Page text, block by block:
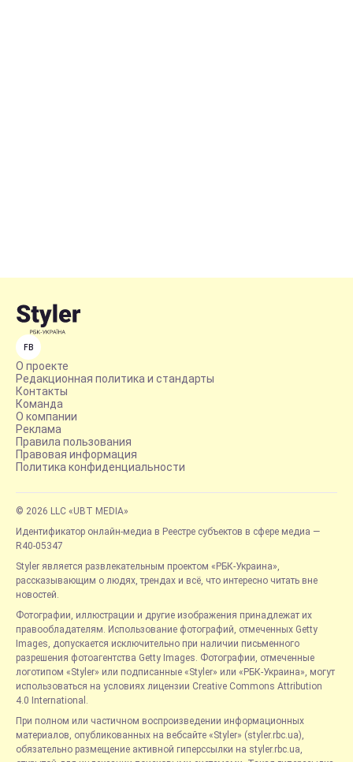
FB
О проекте
Редакционная политика и стандарты
Контакты
Команда
О компании
Реклама
Правила пользования
Правовая информация
Политика конфиденциальности
© 2026 LLC «UBT MEDIA»
Идентификатор онлайн-медиа в Реестре субъектов в сфере медиа —
R40-05347
Styler является развлекательным проектом «РБК-Украина»,
рассказывающим о людях, трендах и всё, что интересно читать вне
новостей.
Фотографии, иллюстрации и другие изображения принадлежат их
правообладателям. Использование фотографий, отмеченных Getty
Images, допускается исключительно при наличии письменного
разрешения фотоагентства Getty Images. Фотографии, отмеченные
логотипом «Styler» или подписанные «Styler» или «РБК-Украина», могут
использоваться на условиях лицензии Creative Commons Attribution
4.0 International.
При полном или частичном воспроизведении информационных
материалов, опубликованных на вебсайте «Styler» (styler.rbc.ua),
обязательно размещение активной гиперссылки на styler.rbc.ua,